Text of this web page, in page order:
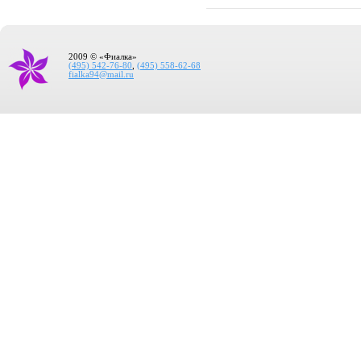
2009 © «Фиалка»
(495) 542-76-80
(495) 558-62-68
fialka94@mail.ru